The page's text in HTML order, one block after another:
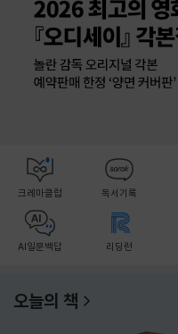
크레마클럽 독서기록
AI일문백답 리딩런
오늘의 책